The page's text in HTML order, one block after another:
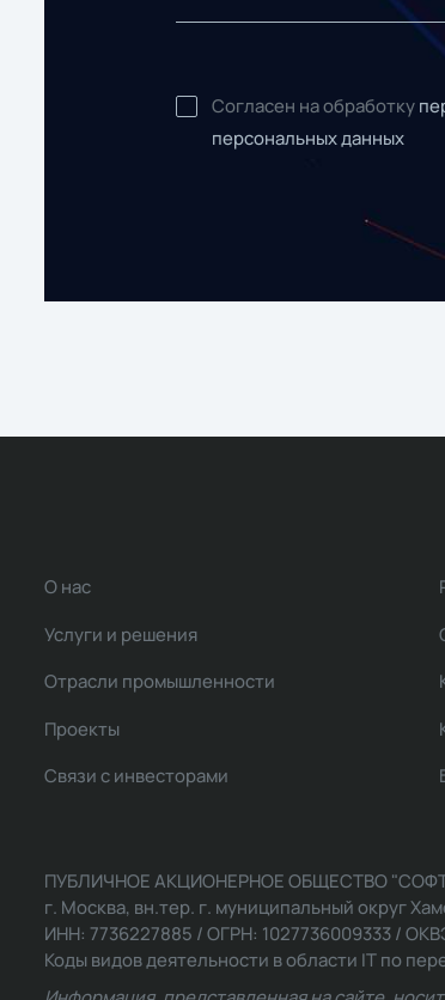
Согласен на обработку
персональных данных
О нас
Услуги и решения
Отрасли промышленности
Проекты
Связи с инвесторами
ПУБЛИЧНОЕ АКЦИОНЕРНОЕ ОБЩЕСТВО
г. Москва, вн.тер. г. муниципальный округ
ИНН: 7736227885 / ОГРН: 1027736009333 /
Коды видов деятельности в области IT по